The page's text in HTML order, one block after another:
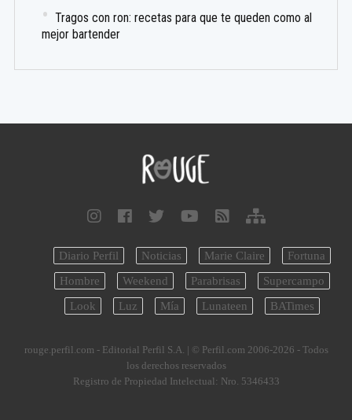
Tragos con ron: recetas para que te queden como al
mejor bartender
Diario Perfil Noticias Marie Claire
Fortuna
Hombre
Weekend Parabrisas
Supercampo
Look
Luz Mía Lunateen BATimes
rouge.perfil.com - Editorial Perfil S.A. | © Perfil.com 2006-2026 - Todos
los derechos reservados
Registro de Propiedad Intelectual: Nro. 5346433